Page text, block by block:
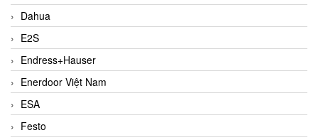
Dahua
E2S
Endress+Hauser
Enerdoor Việt Nam
ESA
Festo